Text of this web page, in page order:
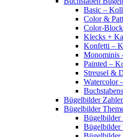
Basic –
Color &
Color-
Klecks +
Konfetti –
Monominis
Painted –
Streusel &
Watercolor
Bügelbilder
Bügelbilder
Bügelbilder
Bügelbilder